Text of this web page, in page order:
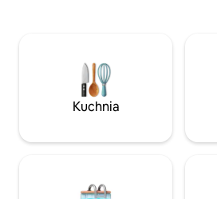
starym mieście, w odległości
promu, sklepów i życia miejskiego.
Zaledwie 1,6 km do stoiska! 🏖️ Przed
domem znajduje się wiata garażowa
Kuchnia